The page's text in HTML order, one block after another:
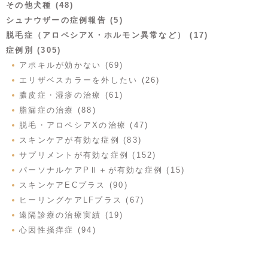
その他犬種 (48)
シュナウザーの症例報告 (5)
脱毛症（アロペシアX・ホルモン異常など） (17)
症例別 (305)
アポキルが効かない (69)
エリザベスカラーを外したい (26)
膿皮症・湿疹の治療 (61)
脂漏症の治療 (88)
脱毛・アロペシアXの治療 (47)
スキンケアが有効な症例 (83)
サプリメントが有効な症例 (152)
パーソナルケアPⅡ＋が有効な症例 (15)
スキンケアECプラス (90)
ヒーリングケアLFプラス (67)
遠隔診療の治療実績 (19)
心因性掻痒症 (94)